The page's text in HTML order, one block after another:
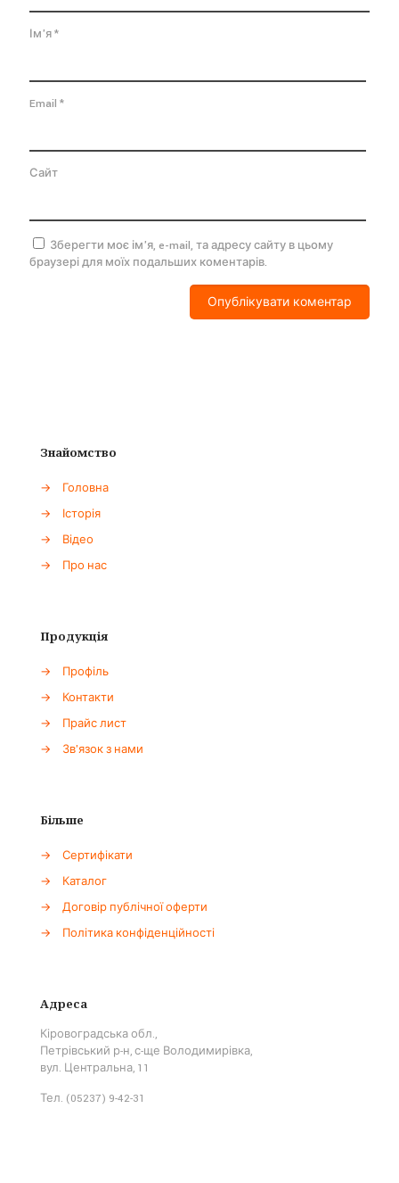
Ім'я*
Email *
Сайт
Зберегти моє ім'я, e-mail, та адресу сайту в цьому
браузері для моїх подальших коментарів.
Знайомство
→
Головна
→
Історія
→
Відео
→
Про нас
Продукція
→
Профіль
→
Контакти
→
Прайс лист
→
Зв'язок з нами
Більше
→
Сертифікати
→
Каталог
→
Договір публічної оферти
→
Політика конфіденційності
Адреса
Кіровоградська обл.,
Петрівський р-н, с-ще Володимирівка,
вул. Центральна, 11
Тел. (05237) 9-42-31